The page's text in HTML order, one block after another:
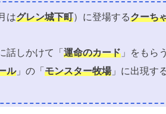
はグレン城下町）に登場するクーち
話しかけて「運命のカード 」をもらう
ル」の「モンスター牧場」に出現す